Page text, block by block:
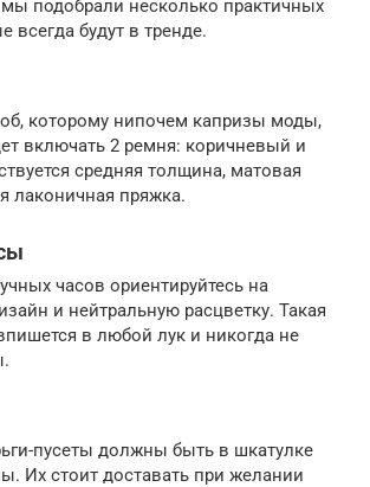
подобрали несколько практичных
всегда будут в тренде.
которому нипочем капризы моды,
включать 2 ремня: коричневый и
средняя толщина, матовая
лаконичная пряжка.
часов ориентируйтесь на
и нейтральную расцветку. Такая
в любой лук и никогда не
пусеты должны быть в шкатулке
Их стоит доставать при желании